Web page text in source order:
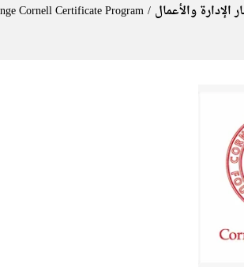
الإدارة والأعمال Cornell Certificate Program